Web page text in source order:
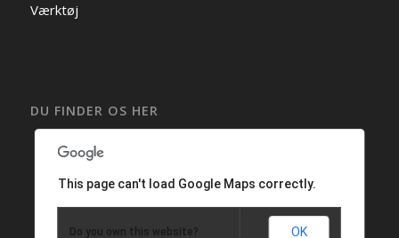
Værktøj
DU FINDER OS HER
This page can't load Google Maps correctly.
Do you own this website? OK